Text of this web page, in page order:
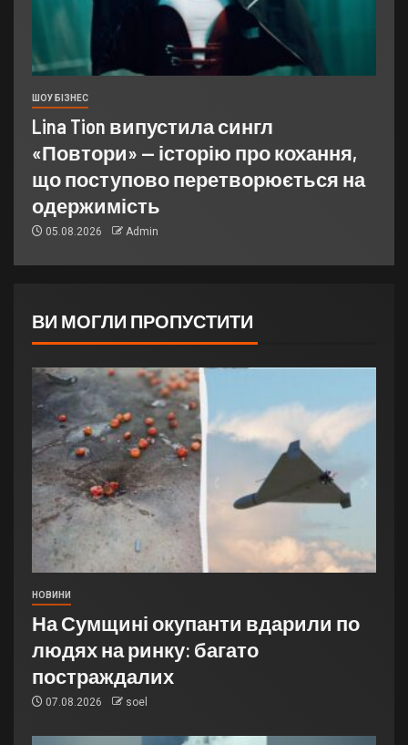
ШОУ БІЗНЕС
Lina Tion випустила сингл
«Повтори» — історію про кохання,
що поступово перетворюється на
одержимість
05.08.2026 Admin
ВИ МОГЛИ ПРОПУСТИТИ
НОВИНИ
На Сумщині окупанти вдарили по
людях на ринку: багато
постраждалих
07.08.2026 soel